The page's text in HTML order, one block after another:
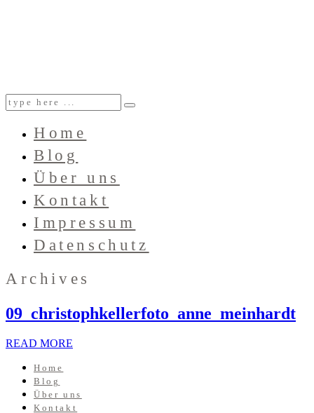
Home
Blog
Über uns
Kontakt
Impressum
Datenschutz
Archives
09_christophkellerfoto_anne_meinhardt
READ MORE
Home
Blog
Über uns
Kontakt